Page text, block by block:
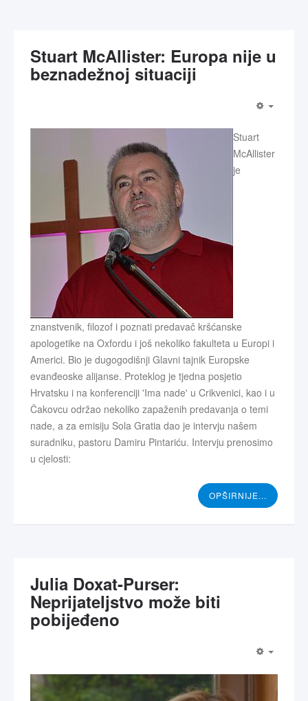
Stuart McAllister: Europa nije u
beznadežnoj situaciji
Stuart
McAllister
je
znanstvenik, filozof i poznati predavač kršćanske
apologetike na Oxfordu i još nekoliko fakulteta u Europi i
Americi. Bio je dugogodišnji Glavni tajnik Europske
evanđeoske alijanse. Proteklog je tjedna posjetio
Hrvatsku i na konferenciji 'Ima nade' u Crikvenici, kao i u
Čakovcu održao nekoliko zapaženih predavanja o temi
nade, a za emisiju Sola Gratia dao je intervju našem
suradniku, pastoru Damiru Pintariću. Intervju prenosimo
u cjelosti:
OPŠIRNIJE...
Julia Doxat-Purser:
Neprijateljstvo može biti
pobijeđeno